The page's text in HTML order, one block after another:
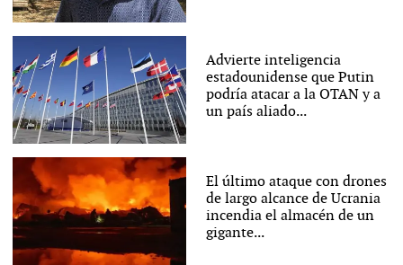
Advierte inteligencia
estadounidense que Putin
podría atacar a la OTAN y a
un país aliado...
El último ataque con drones
de largo alcance de Ucrania
incendia el almacén de un
gigante...